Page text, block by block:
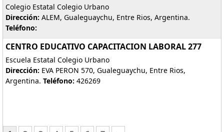
Colegio Estatal Colegio Urbano
Dirección: ALEM, Gualeguaychu, Entre Rios, Argentina.
Teléfono:
CENTRO EDUCATIVO CAPACITACION LABORAL 277
Escuela Estatal Colegio Urbano
Dirección: EVA PERON 570, Gualeguaychu, Entre Rios,
Argentina. Teléfono: 426269